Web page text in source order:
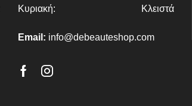
Κυριακή:
Κλειστά
Email: info@debeauteshop.com
FacebookInstagram